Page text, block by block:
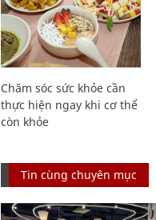
Chăm sóc sức khỏe cần
thực hiện ngay khi cơ thể
còn khỏe
Tin cùng chuyên mục